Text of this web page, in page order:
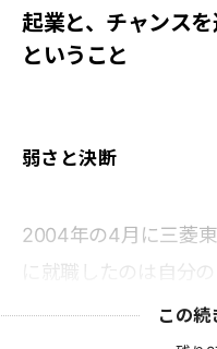
起業と、チャンス
ということ
弱さと決断
2004年の4月に三菱
に就職したのは自分
この続